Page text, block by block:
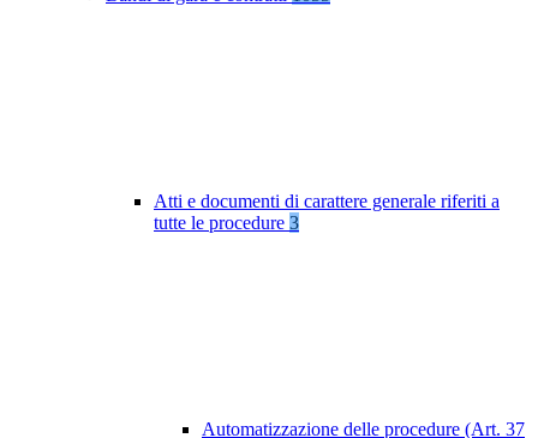
Atti e documenti di carattere generale riferiti a
tutte le procedure 3
Automatizzazione delle procedure (Art. 37